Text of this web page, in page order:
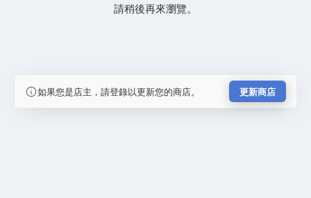
請稍後再來瀏覽。
如果您是店主，請登錄以更新您的商店。 更新商店